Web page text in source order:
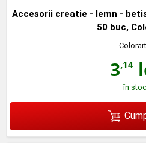
Accesorii creatie - lemn -
50 buc,
3,14
în stoc